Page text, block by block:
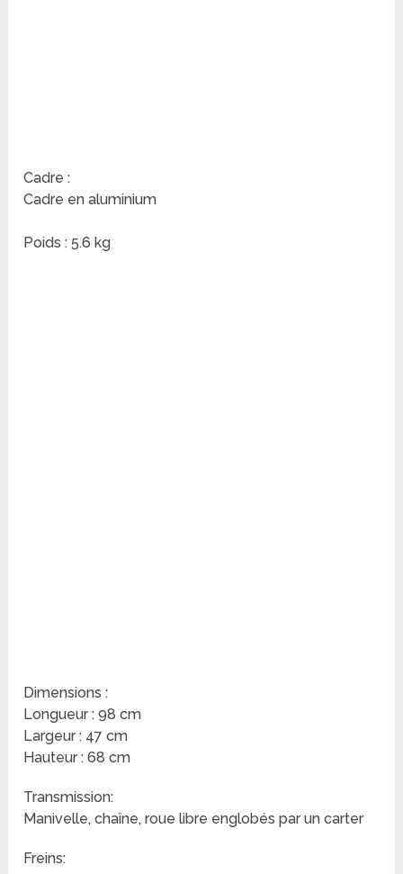
Cadre :
Cadre en aluminium
Poids : 5.6 kg
Dimensions :
Longueur : 98 cm
Largeur : 47 cm
Hauteur : 68 cm
Transmission:
Manivelle, chaîne, roue libre englobés par un carter
Freins: